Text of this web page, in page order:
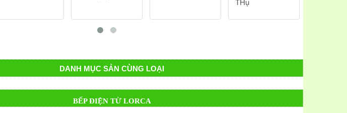
DANH MỤC SẢN CÙNG LOẠI
BẾP ĐIỆN TỪ LORCA